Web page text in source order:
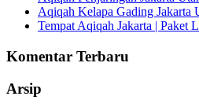
Aqiqah Kelapa Gading Jakarta
Tempat Aqiqah Jakarta | Paket
Komentar Terbaru
Arsip